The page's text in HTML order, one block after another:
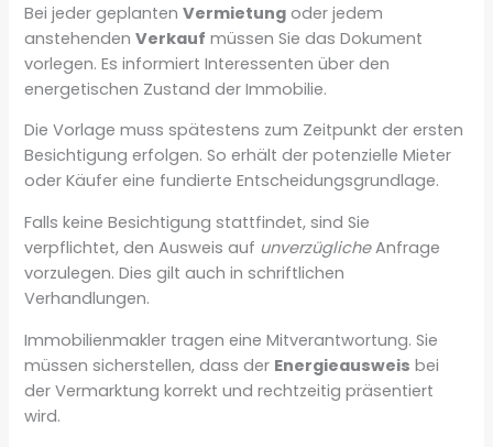
Bei jeder geplantenVermietung oder jedem
anstehendenVerkauf müssen Sie das Dokument
vorlegen. Es informiert Interessenten über den
energetischen Zustand der Immobilie.
Die Vorlage muss spätestens zum Zeitpunkt der ersten
Besichtigung erfolgen. So erhält der potenzielle Mieter
oder Käufer eine fundierte Entscheidungsgrundlage.
Falls keine Besichtigung stattfindet, sind Sie
verpflichtet, den Ausweis auf unverzüglicheAnfrage
vorzulegen. Dies gilt auch in schriftlichen
Verhandlungen.
Immobilienmakler tragen eine Mitverantwortung. Sie
müssen sicherstellen, dass der Energieausweis bei
der Vermarktung korrekt und rechtzeitig präsentiert
wird.